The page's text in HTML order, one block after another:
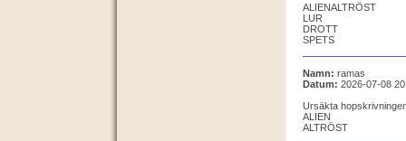
ALIENALTRÖST
LUR
DROTT
SPETS
Namn: ramas
Datum: 2026-07-08
Ursäkta
ALIEN
ALTRÖST